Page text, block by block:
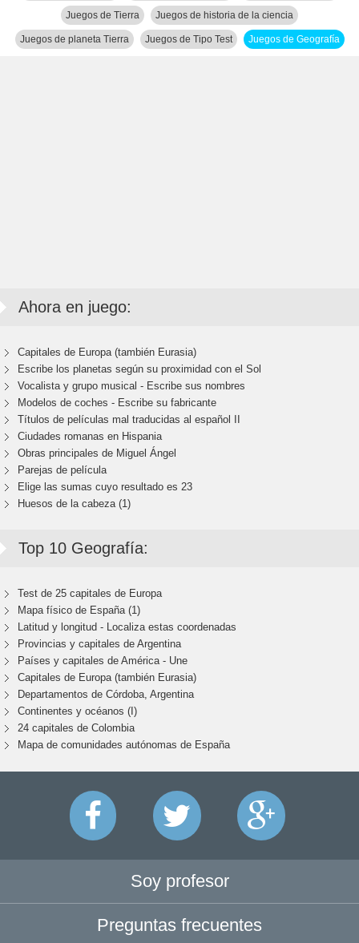
Juegos de Tierra Juegos de historia de la ciencia
Juegos de planeta Tierra Juegos de Tipo Test Juegos de Geografía
Ahora en juego:
Capitales de Europa (también Eurasia)
Escribe los planetas según su proximidad con el Sol
Vocalista y grupo musical - Escribe sus nombres
Modelos de coches - Escribe su fabricante
Títulos de películas mal traducidas al español II
Ciudades romanas en Hispania
Obras principales de Miguel Ángel
Parejas de película
Elige las sumas cuyo resultado es 23
Huesos de la cabeza (1)
Top 10 Geografía:
Test de 25 capitales de Europa
Mapa físico de España (1)
Latitud y longitud - Localiza estas coordenadas
Provincias y capitales de Argentina
Países y capitales de América - Une
Capitales de Europa (también Eurasia)
Departamentos de Córdoba, Argentina
Continentes y océanos (I)
24 capitales de Colombia
Mapa de comunidades autónomas de España
Soy profesor
Preguntas frecuentes